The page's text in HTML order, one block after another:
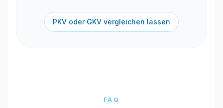
PKV oder GKV vergleichen lassen
FAQ